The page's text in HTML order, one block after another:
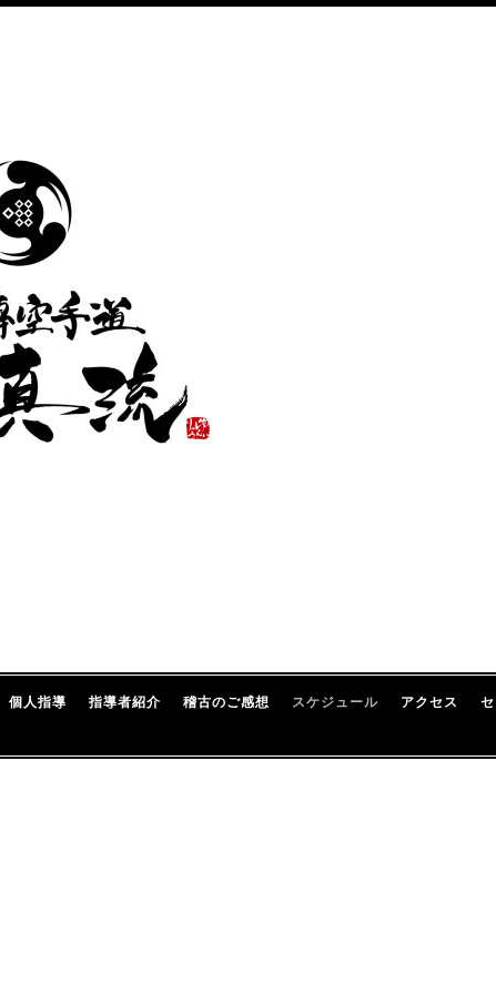
個人指導 指導者紹介 稽古のご感想 スケジュール アクセス